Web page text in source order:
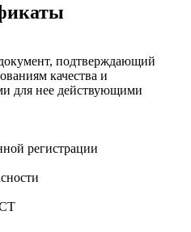
подтверждающий
качества и
для нее действующими
регистрации